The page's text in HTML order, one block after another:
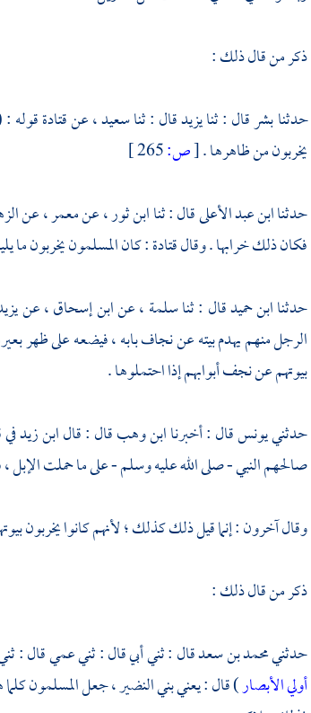
ذكر من قال ذلك :
حدثنابشرقال : ثنايزيدقال : ثناسعيد، عنقتادةقوله
يخربون من ظاهرها .[ص:
حدثناابن عبد الأعلىقال : ثناابن ثور، عنمعمر، عن
فكان ذلك خرابها . وقالقتادة: كان المسلمون يخربون ما
حدثناابن حميدقال : ثناسلمة، عنابن إسحاق، عن
الرجل منهم يهدم بيته عن نجاف بابه ، فيضعه على ظهر
بيوتهم عن نجف أبوابهم إذا احتملوها .
حدثنييونسقال :أخبرنا ابن وهبقال : قالابن زيد
صالحهم النبي - صلى الله عليه وسلم - على ما حملت الإبل ،
وقال آخرون : إنما قيل ذلك كذلك ؛ لأنهم كانوا يخربون
ذكر من قال ذلك :
حدثنيمحمد بن سعدقال : ثني أبي قال : ثني عمي قال :
أولي الأبصار) قال : يعنيبني النضير ،جعل المسلمون كلما